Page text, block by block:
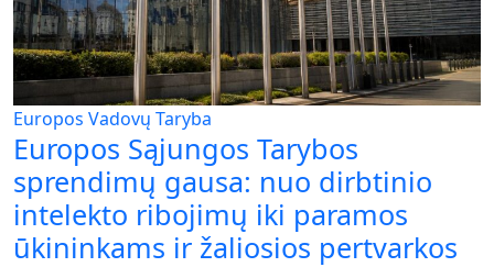
Europos Vadovų Taryba
Europos Sąjungos Tarybos
sprendimų gausa: nuo dirbtinio
intelekto ribojimų iki paramos
ūkininkams ir žaliosios pertvarkos